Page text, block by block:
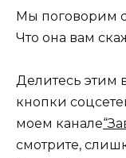
Мы поговорим
Что она вам
Делитесь этим
кнопки
моем канале
смотрите,